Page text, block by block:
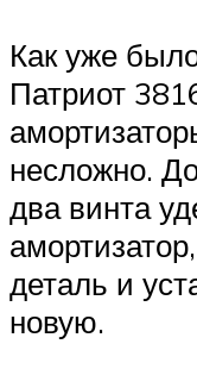
Как уже
Патриот
несложно.
два винта
деталь и
новую.